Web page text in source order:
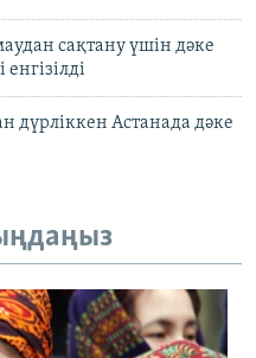
сақтану үшін дәке
дүрліккен Астанада дәке